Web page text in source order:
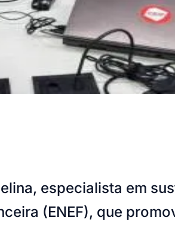
especialista em
(ENEF), que